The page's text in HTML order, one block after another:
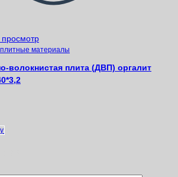
материалы
волокнистая плита (ДВП) оргалит